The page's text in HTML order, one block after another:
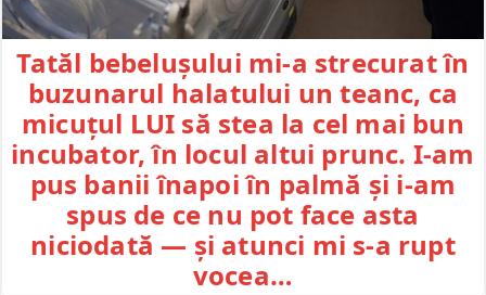
Tatăl bebelușului mi-a strecurat în
buzunarul halatului un teanc, ca
micuțul LUI să stea la cel mai bun
incubator, în locul altui prunc. I-am
pus banii înapoi în palmă și i-am
spus de ce nu pot face asta
niciodată — și atunci mi s-a rupt
vocea…